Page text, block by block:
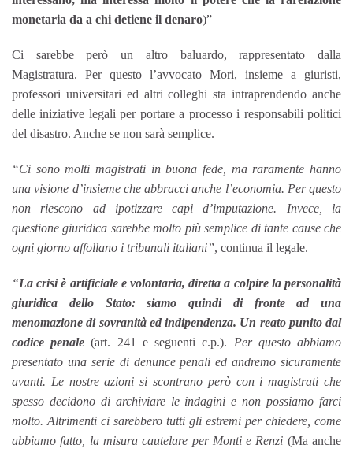
monetaria da a chi detiene il denaro)”
Ci sarebbe però un altro baluardo, rappresentato dalla
Magistratura. Per questo l’avvocato Mori, insieme a giuristi,
professori universitari ed altri colleghi sta intraprendendo anche
delle iniziative legali per portare a processo i responsabili politici
del disastro. Anche se non sarà semplice.
“Ci sono molti magistrati in buona fede, ma raramente hanno
una visione d’insieme che abbracci anche l’economia. Per questo
non riescono ad ipotizzare capi d’imputazione. Invece, la
questione giuridica sarebbe molto più semplice di tante cause che
ogni giorno affollano i tribunali italiani”, continua il legale.
“La crisi è artificiale e volontaria, diretta a colpire la personalità
giuridica dello Stato: siamo quindi di fronte ad una
menomazione di sovranità ed indipendenza. Un reato punito dal
codice penale (art. 241 e seguenti c.p.). Per questo abbiamo
presentato una serie di denunce penali ed andremo sicuramente
avanti. Le nostre azioni si scontrano però con i magistrati che
spesso decidono di archiviare le indagini e non possiamo farci
molto. Altrimenti ci sarebbero tutti gli estremi per chiedere, come
abbiamo fatto, la misura cautelare per Monti e Renzi (Ma anche